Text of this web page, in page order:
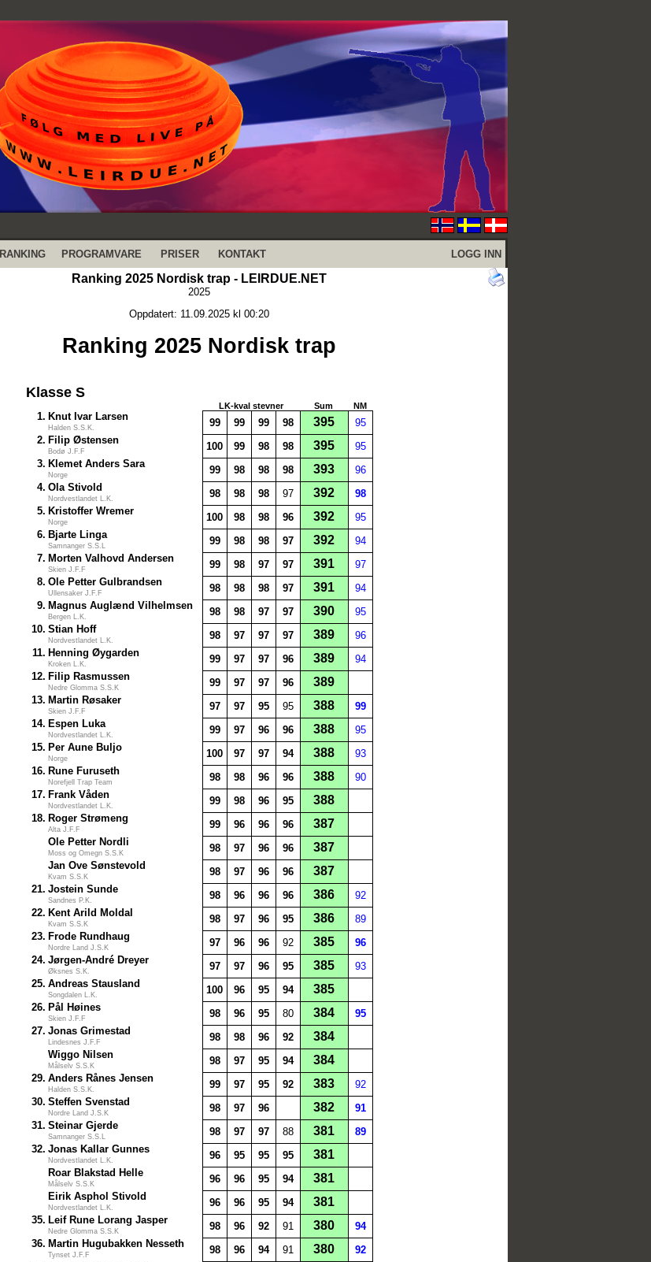
RANKING PROGRAMVARE PRISER KONTAKT LOGG INN
Ranking 2025 Nordisk trap - LEIRDUE.NET
2025
Oppdatert: 11.09.2025 kl 00:20
Ranking 2025 Nordisk trap
Klasse S
LK-kval stevner Sum NM
1. Knut Ivar Larsen
Halden S.S.K. 99 99 99 98 395
95
2. Filip Østensen
Bodø J.F.F 100 99 98 98 395
95
3. Klemet Anders Sara
Norge 99 98 98 98 393
96
4. Ola Stivold
Nordvestlandet L.K. 98 98 98 97 392
98
5. Kristoffer Wremer
Norge 100 98 98 96 392
95
6. Bjarte Linga
Samnanger S.S.L 99 98 98 97 392
94
7. Morten Valhovd Andersen
Skien J.F.F 99 98 97 97 391
97
8. Ole Petter Gulbrandsen
Ullensaker J.F.F 98 98 98 97 391
94
9. Magnus Auglænd Vilhelmsen
Bergen L.K. 98 98 97 97 390
95
10. Stian Hoff
Nordvestlandet L.K. 98 97 97 97 389
96
11. Henning Øygarden
Kroken L.K. 99 97 97 96 389
94
12. Filip Rasmussen
Nedre Glomma S.S.K 99 97 97 96 389
13. Martin Røsaker
Skien J.F.F 97 97 95 95 388
99
14. Espen Luka
Nordvestlandet L.K. 99 97 96 96 388
95
15. Per Aune Buljo
Norge 100 97 97 94 388
93
16. Rune Furuseth
Norefjell Trap Team 98 98 96 96 388
90
17. Frank Våden
Nordvestlandet L.K. 99 98 96 95 388
18. Roger Strømeng
Alta J.F.F 99 96 96 96 387
Ole Petter Nordli
Moss og Omegn S.S.K 98 97 96 96 387
Jan Ove Sønstevold
Kvam S.S.K 98 97 96 96 387
21. Jostein Sunde
Sandnes P.K. 98 96 96 96 386
92
22. Kent Arild Moldal
Kvam S.S.K 98 97 96 95 386
89
23. Frode Rundhaug
Nordre Land J.S.K 97 96 96 92 385
96
24. Jørgen-André Dreyer
Øksnes S.K. 97 97 96 95 385
93
25. Andreas Stausland
Songdalen L.K. 100 96 95 94 385
26. Pål Høines
Skien J.F.F 98 96 95 80 384
95
27. Jonas Grimestad
Lindesnes J.F.F 98 98 96 92 384
Wiggo Nilsen
Målselv S.S.K 98 97 95 94 384
29. Anders Rånes Jensen
Halden S.S.K. 99 97 95 92 383
92
30. Steffen Svenstad
Nordre Land J.S.K 98 97 96 382
91
31. Steinar Gjerde
Samnanger S.S.L 98 97 97 88 381
89
32. Jonas Kallar Gunnes
Nordvestlandet L.K. 96 95 95 95 381
Roar Blakstad Helle
Målselv S.S.K 96 96 95 94 381
Eirik Asphol Stivold
Nordvestlandet L.K. 96 96 95 94 381
35. Leif Rune Lorang Jasper
Nedre Glomma S.S.K 98 96 92 91 380
94
36. Martin Hugubakken Nesseth
Tynset J.F.F 98 96 94 91 380
92